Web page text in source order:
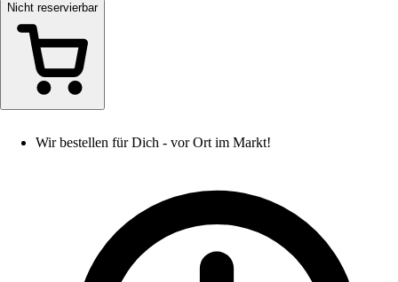
Nicht reservierbar
Wir bestellen für Dich - vor Ort im Markt!